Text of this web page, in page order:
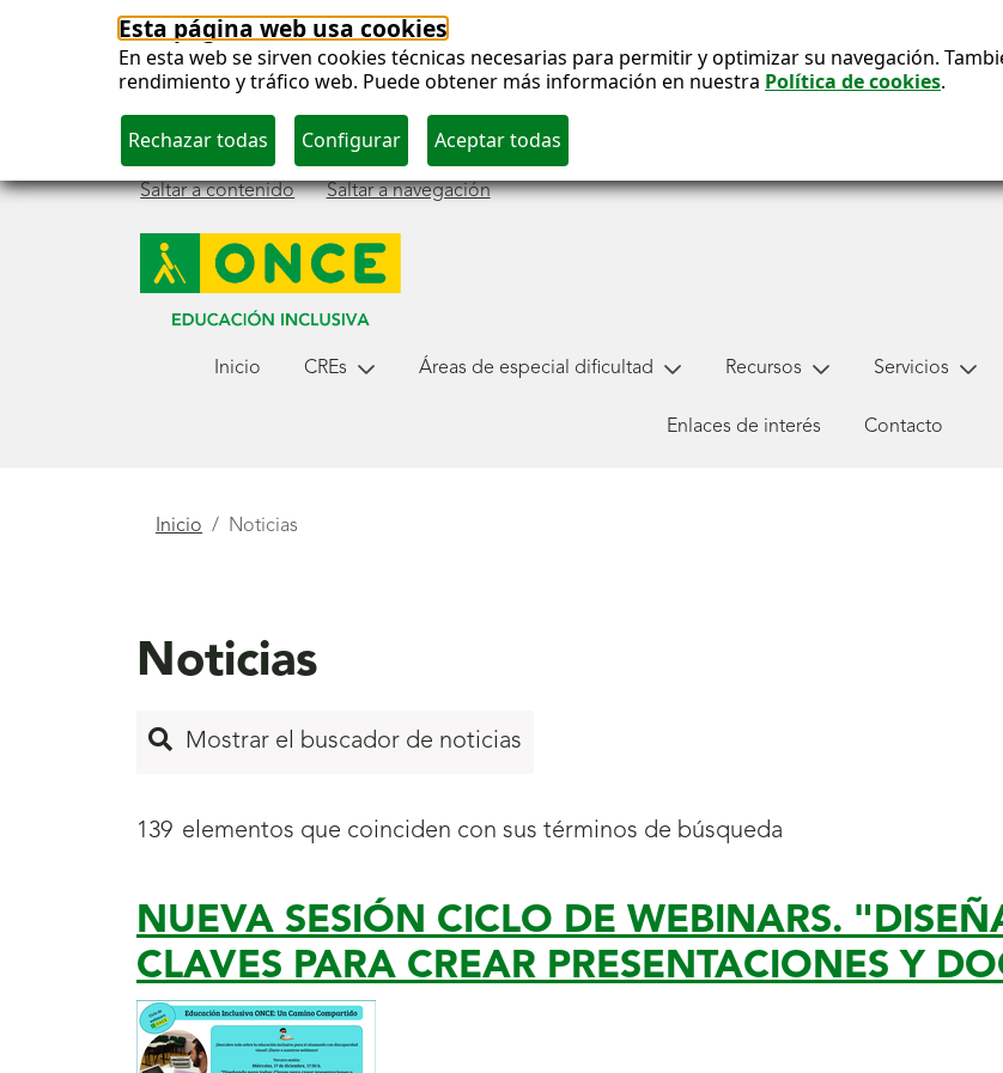
Esta página web usa cookies
En esta web se sirven cookies técnicas necesarias para permitir y optimizar su navegación.
rendimiento y tráfico web. Puede obtener más información en nuestra Política de cookies.
Saltar a contenido Saltar a navegación
Inicio CREs Áreas de especial dificultad Recursos Servicios
Enlaces de interés Contacto
Está
Inicio Noticias
Noticias
Mostrar el buscador de noticias
139 elementos que coinciden con sus términos de búsqueda
Inicio
de
página
4
NUEVA SESIÓN CICLO DE WEBINARS.
CLAVES PARA CREAR PRESENTACIONES Y